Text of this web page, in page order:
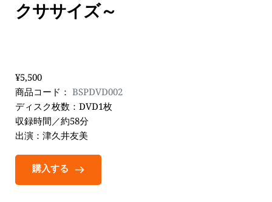
クササイズ～
¥5,500
商品コード： BSPDVD002
ディスク枚数：DVD1枚
収録時間／約58分
出演：津久井友美
購入する